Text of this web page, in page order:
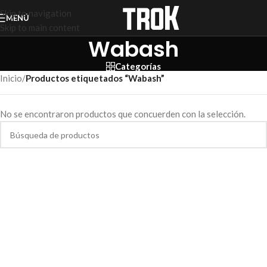
Skip to navigation
Skip to main content
MENÚ
Wabash
Categorías
Inicio/Productos etiquetados “Wabash”
No se encontraron productos que concuerden con la selección.